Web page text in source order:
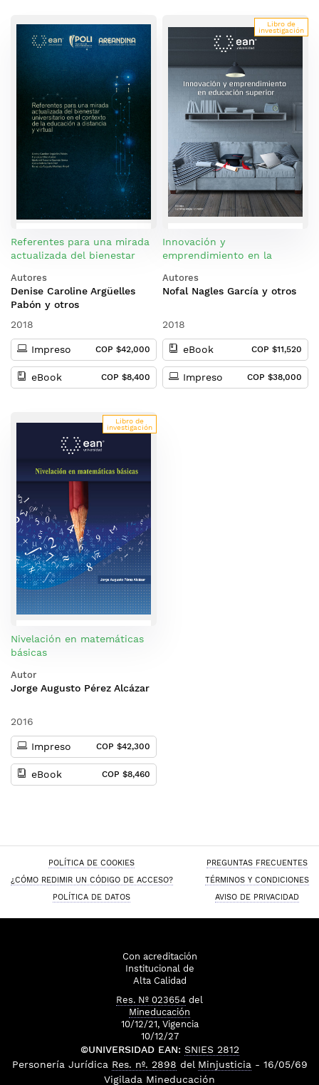
Referentes para una mirada
actualizada del bienestar
de la educación a distancia y
virtual
Autores
Denise Caroline Argüelles
Pabón y otros
2018
Impreso COP $42,000
eBook COP $8,400
Libro de
investigación
Innovación y
emprendimiento en la
Autores
Nofal Nagles García y otros
2018
eBook COP $11,520
Impreso COP $38,000
Libro de
investigación
Nivelación en matemáticas
básicas
Autor
Jorge Augusto Pérez Alcázar
2016
Impreso COP $42,300
eBook COP $8,460
POLÍTICA DE COOKIES
PREGUNTAS FRECUENTES
¿CÓMO REDIMIR UN CÓDIGO DE ACCESO?
TÉRMINOS Y CONDICIONES
POLÍTICA DE DATOS
AVISO DE PRIVACIDAD
Con acreditación
Institucional de
Alta Calidad
Res. Nº 023654 del
Mineducación
10/12/21, Vigencia
10/12/27
©UNIVERSIDAD EAN: SNIES 2812
Personería Jurídica Res. nº. 2898 del Minjusticia - 16/05/69
Vigilada Mineducación